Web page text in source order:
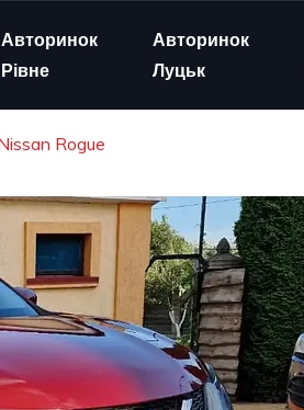
Авторинок
Рівне
Авторинок
Луцьк
Rogue